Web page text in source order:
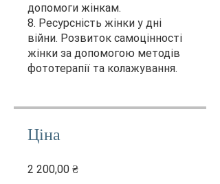
допомоги жінкам.
8. Ресурсність жінки у дні
війни. Розвиток самоцінності
жінки за допомогою методів
фототерапії та колажування.
Ціна
2 200,00 ₴